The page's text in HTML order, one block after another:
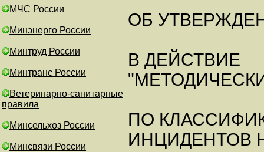
МЧС России
Минэнерго России
Минтруд России
Минтранс России
Ветеринарно-санитарные
правила
Минсельхоз России
Минсвязи России
ОБ
В ДЕЙСТВИЕ
ПО
ИНЦИДЕНТОВ